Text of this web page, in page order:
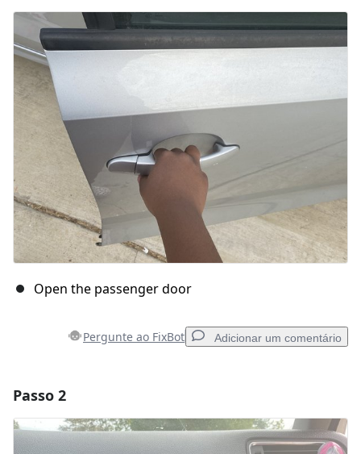
Open the passenger door
Pergunte ao FixBot Adicionar um comentário
Comentar
Passo 2